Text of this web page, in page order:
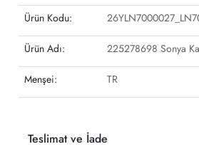
Ürün Kodu:
Ürün Adı: 225278698 Sonya
Menşei: TR
Teslimat ve İade